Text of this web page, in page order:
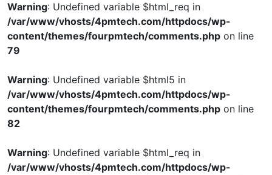
Warning: Undefined variable $html_req in
/var/www/vhosts/4pmtech.com/httpdocs/wp-
content/themes/fourpmtech/comments.php on line
79
Warning: Undefined variable $html5 in
/var/www/vhosts/4pmtech.com/httpdocs/wp-
content/themes/fourpmtech/comments.php on line
82
Warning: Undefined variable $html_req in
/var/www/vhosts/4pmtech.com/httpdocs/wp-